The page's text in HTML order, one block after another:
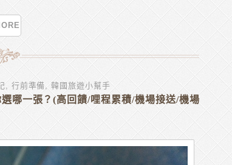
行前準備 ,韓國旅遊小幫手
哪一張？(高回饋/哩程累積/機場接送/機場